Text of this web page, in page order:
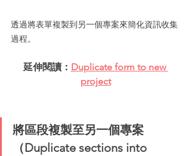
透過將表單複製到另一個專案來簡化資訊收集
過程。
延伸閱讀： Duplicate form to new
project
將區段複製至另一個專案
（Duplicate sections into